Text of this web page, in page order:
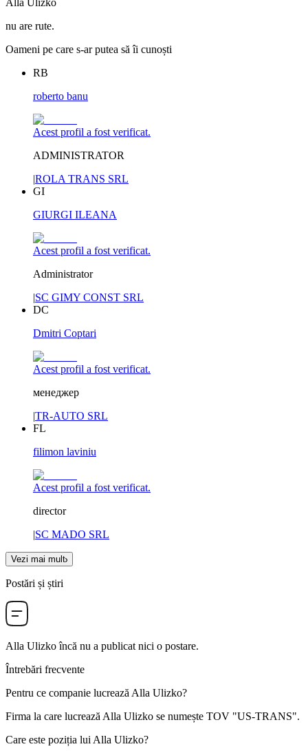
Alla Ulizko
nu are rute.
Oameni pe care s-ar putea să îi cunoști
RB
roberto banu
Acest profil a fost verificat.
ADMINISTRATOR
|ROLA TRANS SRL
GI
GIURGI ILEANA
Acest profil a fost verificat.
Administrator
|SC GIMY CONST SRL
DC
Dmitri Coptari
Acest profil a fost verificat.
менеджер
|TR-AUTO SRL
FL
filimon laviniu
Acest profil a fost verificat.
director
|SC MADO SRL
Vezi mai mult
Postări și știri
Alla Ulizkoîncă nu a publicat nici o postare.
Întrebări frecvente
Pentru ce companie lucrează Alla Ulizko?
Firma la care lucrează Alla Ulizko se numește TOV "US-TRANS".
Care este poziția lui Alla Ulizko?